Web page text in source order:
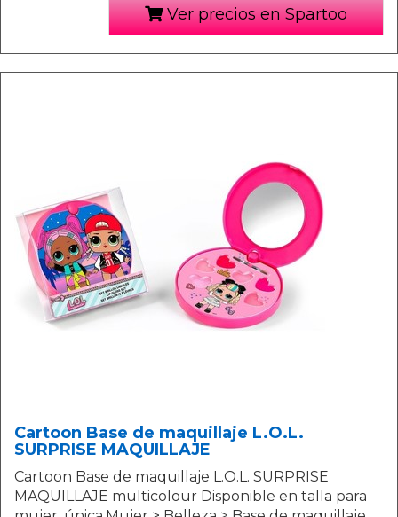
Ver precios en Spartoo
Cartoon Base de maquillaje L.O.L.
SURPRISE MAQUILLAJE
Cartoon Base de maquillaje L.O.L. SURPRISE
MAQUILLAJE multicolour Disponible en talla para